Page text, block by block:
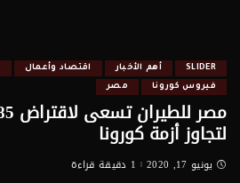
SLIDER أهم الأخبار اقتصاد وأعمال
فيروس كورونا
مصر
لتجاوز أزمة كورونا
يونيو 17, 2020 1 دقيقة قراءة